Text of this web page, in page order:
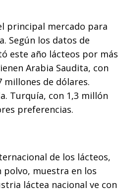
principal mercado para
Según los datos de
este año lácteos por más
Arabia Saudita, con
millones de dólares.
Turquía, con 1,3 millón
preferencias.
de los lácteos,
polvo, muestra en los
láctea nacional ve con